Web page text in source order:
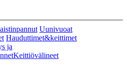
Uunivuoat
Hauduttimet&keittimet
ja
Keittiövälineet